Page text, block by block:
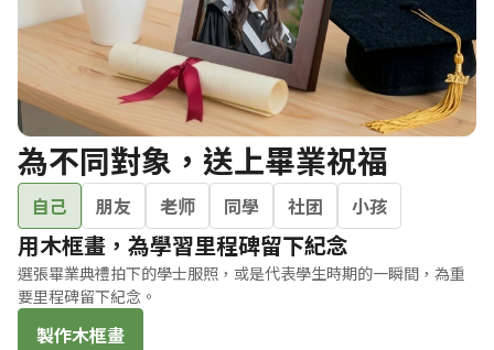
為不同對象，送上畢業祝福
自己 朋友 老师 同學 社团 小孩
用木框畫，為學習里程碑留下紀念
選張畢業典禮拍下的學士服照，或是代表學生時期的一瞬間，為重
要里程碑留下紀念。
製作木框畫